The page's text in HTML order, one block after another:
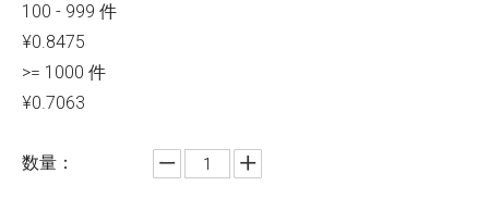
100 - 999 件
¥0.8475
>= 1000 件
¥0.7063
数量：